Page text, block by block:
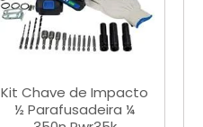
Kit Chave de Impacto
½ Parafusadeira ¼